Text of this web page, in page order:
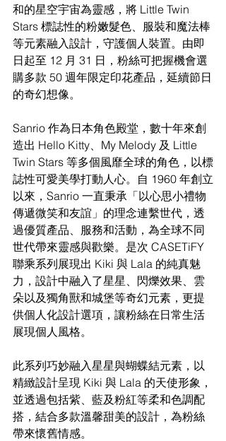
和的星空宇宙為靈感，將 Little Twin
Stars 標誌性的粉嫩髮色、服裝和魔法棒
等元素融入設計，守護個人裝置。由即
日起至 12 月 31 日，粉絲可把握機會選
購多款 50 週年限定印花產品，延續節日
的奇幻想像。
Sanrio 作為日本角色殿堂，數十年來創
造出 Hello Kitty、My Melody 及 Little
Twin Stars 等多個風靡全球的角色，以標
誌性可愛美學打動人心。自 1960 年創立
以來，Sanrio 一直秉承「以心思小禮物
傳遞微笑和友誼」的理念連繫世代，透
過優質產品、服務和活動，為全球不同
世代帶來靈感與歡樂。是次 CASETiFY
聯乘系列展現出 Kiki 與 Lala 的純真魅
力，設計中融入了星星、閃爍效果、雲
朵以及獨角獸和城堡等奇幻元素，更提
供個人化設計選項，讓粉絲在日常生活
展現個人風格。
此系列巧妙融入星星與蝴蝶結元素，以
精緻設計呈現 Kiki 與 Lala 的天使形象，
並透過包括紫、藍及粉紅等柔和色調配
搭，結合多款溫馨甜美的設計，為粉絲
帶來懷舊情感。